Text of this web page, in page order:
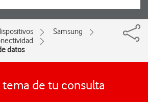
Samsung
datos
tema de tu consulta